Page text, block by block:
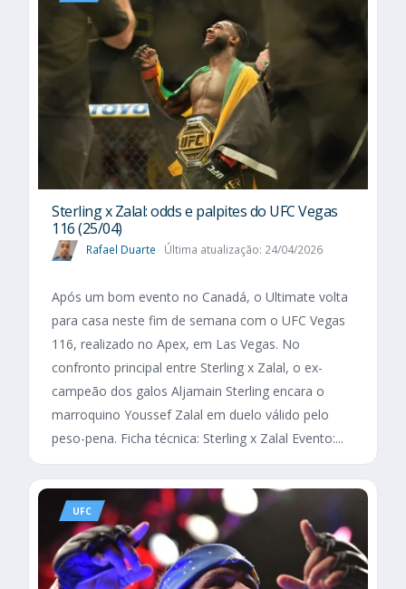
Sterling x Zalal: odds e palpites do UFC Vegas
116 (25/04)
Rafael Duarte Última atualização: 24/04/2026
Após um bom evento no Canadá, o Ultimate volta
para casa neste fim de semana com o UFC Vegas
116, realizado no Apex, em Las Vegas. No
confronto principal entre Sterling x Zalal, o ex-
campeão dos galos Aljamain Sterling encara o
marroquino Youssef Zalal em duelo válido pelo
peso-pena. Ficha técnica: Sterling x Zalal Evento:...
UFC